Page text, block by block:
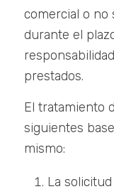
comercial o no
durante el
prestados.
El tratamiento
siguientes
mismo:
La